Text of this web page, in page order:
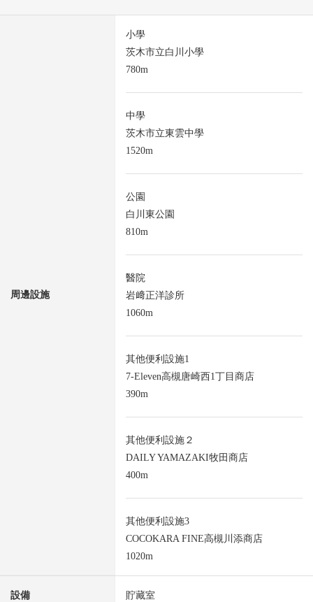
周邊設施
小學
茨木市立白川小學
780m
中學
茨木市立東雲中學
1520m
公園
白川東公園
810m
醫院
岩﨑正洋診所
1060m
其他便利設施1
7-Eleven高槻唐崎西1丁目商店
390m
其他便利設施２
DAILY YAMAZAKI牧田商店
400m
其他便利設施3
COCOKARA FINE高槻川添商店
1020m
設備 貯藏室